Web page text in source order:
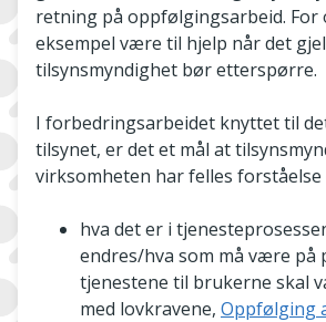
retning på oppfølgingsarbeid. For
eksempel være til hjelp når det
tilsynsmyndighet bør etterspørre.
I forbedringsarbeidet knyttet til
tilsynet, er det et mål at
virksomheten har felles forståelse
hva det er i
endres/hva som må være på
tjenestene til brukerne skal
med lovkravene, Oppfølging